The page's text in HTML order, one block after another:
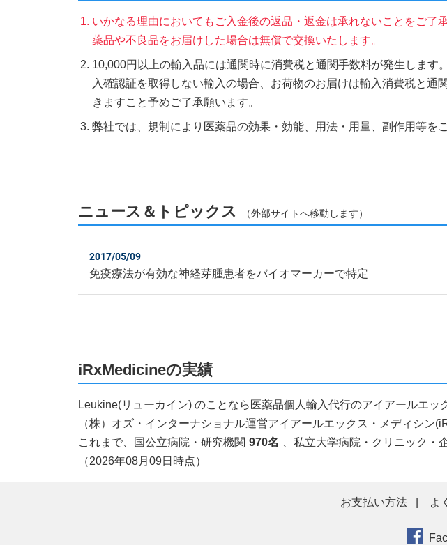
いかなる理由においてもご入金後の返品・返金は承れないことをご
薬品や不良品をお届けした場合は無償で交換いたします。
10,000円以上の輸入品には通関時に消費税と通関手数料が発生しま
入確認証を取得しない輸入の場合、お荷物のお届けは輸入消費税と
きますこと予めご了承願います。
弊社では、規制により医薬品の効果・効能、用法・用量、副作用等を
ニュース＆トピックス （外部サイトへ移動します）
2017/05/09
免疫療法が有効な神経芽腫患者をバイオマーカーで特定
iRxMedicineの実績
Leukine(リューカイン) のことなら医薬品個人輸入代行のアイアールエッ
（株）オズ・インターナショナル運営アイアールエックス・メディシン
これまで、国公立病院・研究機関 970名 、私立大学病院・クリニック・
（2026年08月09日時点）
お支払い方法 よ